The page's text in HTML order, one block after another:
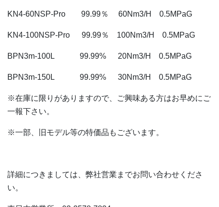
KN4-60NSP-Pro 99.99％ 60Nm3/H 0.5MPaG
KN4-100NSP-Pro 99.99％ 100Nm3/H 0.5MPaG
BPN3m-100L 99.99% 20Nm3/H 0.5MPaG
BPN3m-150L 99.99% 30Nm3/H 0.5MPaG
※在庫に限りがありますので、ご興味ある方はお早めにご
一報下さい。
※一部、旧モデル等の特価品もございます。
詳細につきましては、弊社営業までお問い合わせくださ
い。